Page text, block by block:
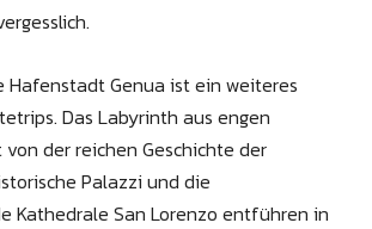
Hafenstadt Genua ist ein weiteres
Das Labyrinth aus engen
der reichen Geschichte der
Palazzi und die
Kathedrale San Lorenzo entführen in